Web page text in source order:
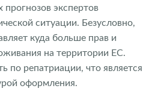
экспертов
ситуации. Безусловно,
куда больше прав и
на территории ЕС.
по репатриации, что является
оформления.